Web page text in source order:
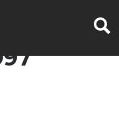
PRIX